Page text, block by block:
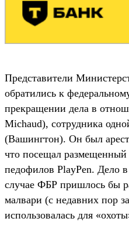
Представители
обратились к
прекращении дела в
Michaud), сотрудника
(Вашингтон). Он был
что посещал размещенный
педофилов PlayPen. Дело
случае ФБР пришлось бы
малвари (с недавних пор
использовалась для